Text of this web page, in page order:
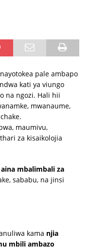
pale ambapo
kati ya viungo
na ngozi. Hali hii
mwanaume,
maumivu,
za kisaikolojia
aina mbalimbali za
sababu, na jinsi
kama njia
mbili ambazo